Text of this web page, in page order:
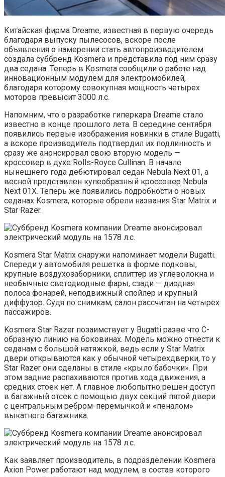
Китайская фирма Dreame, известная в первую очередь
благодаря выпуску пылесосов, вскоре после
объявления о намерении стать автопроизводителем
создала суббренд Kosmera и представила под ним сразу
два седана. Теперь в Kosmera сообщили о работе над
инновационным модулем для электромобилей,
благодаря которому совокупная мощность четырех
моторов превысит 3000 л.с.
Напомним, что о разработке гиперкара Dreame стало
известно в конце прошлого лета. В середине сентября
появились первые изображения новинки в стиле Bugatti,
а вскоре производитель подтвердил их подлинность и
сразу же анонсировал свою вторую модель —
кроссовер в духе Rolls-Royce Cullinan. В начале
нынешнего года дебютировал седан Nebula Next 01, а
весной представлен купеобразный кроссовер Nebula
Next 01X. Теперь же появились подробности о новых
седанах Kosmera, которые обрели названия Star Matrix и
Star Razer.
Kosmera Star Matrix снаружи напоминает модели Bugatti.
Спереди у автомобиля решетка в форме подковы,
крупные воздухозаборники, сплиттер из углеволокна и
необычные светодиодные фары, сзади — диодная
полоса фонарей, неподвижный спойлер и крупный
диффузор. Судя по снимкам, салон рассчитан на четырех
пассажиров.
Kosmera Star Razer позаимствует у Bugatti разве что С-
образную линию на боковинах. Модель можно отнести к
седанам с большой натяжкой, ведь если у Star Matrix
двери открываются как у обычной четырехдверки, то у
Star Razer они сделаны в стиле «крыло бабочки». При
этом задние распахиваются против хода движения, а
средних стоек нет. А главное любопытно решен доступ
в багажный отсек с помощью двух секций пятой двери
с центральным ребром-перемычкой и «пеналом»
выкатного багажника.
Как заявляет производитель, в подразделении Kosmera
Axion Power работают над модулем, в состав которого